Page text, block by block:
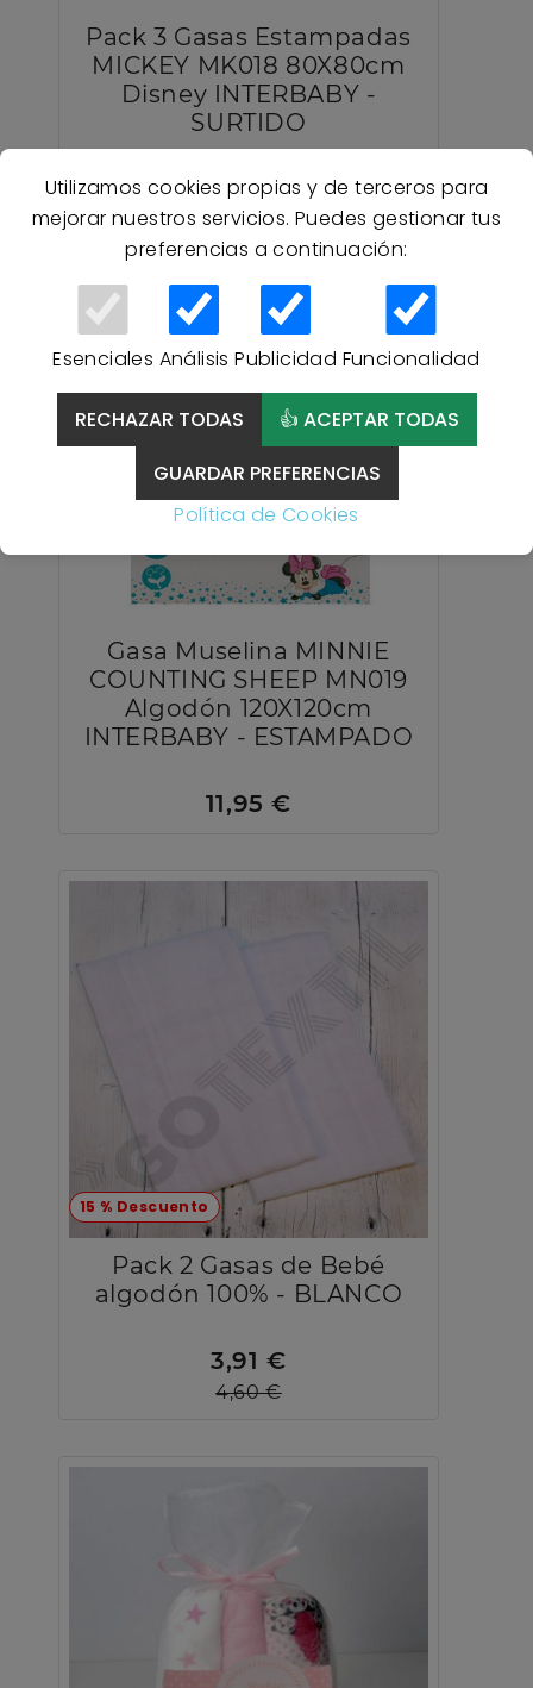
Utilizamos cookies propias y de terceros para
mejorar nuestros servicios. Puedes gestionar tus
preferencias a continuación:
Esenciales Análisis Publicidad Funcionalidad
RECHAZAR TODAS
👍 ACEPTAR TODAS
GUARDAR PREFERENCIAS
Política de Cookies
Pack 3 Gasas Estampadas
MICKEY MK018 80X80cm
Disney INTERBABY -
SURTIDO
7,95 €
Gasa Muselina MINNIE
COUNTING SHEEP MN019
Algodón 120X120cm
INTERBABY - ESTAMPADO
11,95 €
15 % Descuento
Pack 2 Gasas de Bebé
algodón 100% - BLANCO
3,91 €
4,60 €